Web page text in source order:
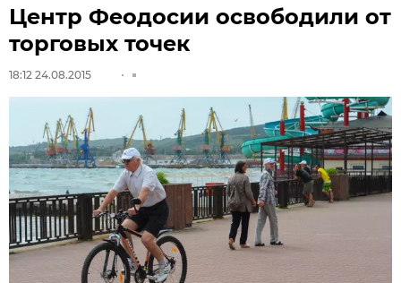
Центр Феодосии освободили от
торговых точек
18:12 24.08.2015